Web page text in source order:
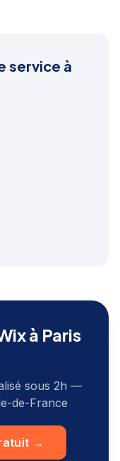
service à
à Paris
sous 2h —
de-France
→